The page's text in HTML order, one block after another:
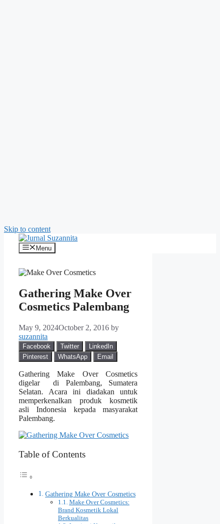
Skip to content
Menu
Gathering Make Over
Cosmetics Palembang
May 9, 2024October 2, 2016 by
suzannita
Facebook Twitter
LinkedIn
Pinterest
WhatsApp Email
Gathering Make Over Cosmetics
digelar di Palembang, Sumatera
Selatan. Acara ini diadakan untuk
memperkenalkan produk kosmetik
asli Indonesia kepada masyarakat
Palembang.
Table of Contents
Gathering Make Over Cosmetics
Make Over Cosmetics:
Brand Kosmetik Lokal
Berkualitas